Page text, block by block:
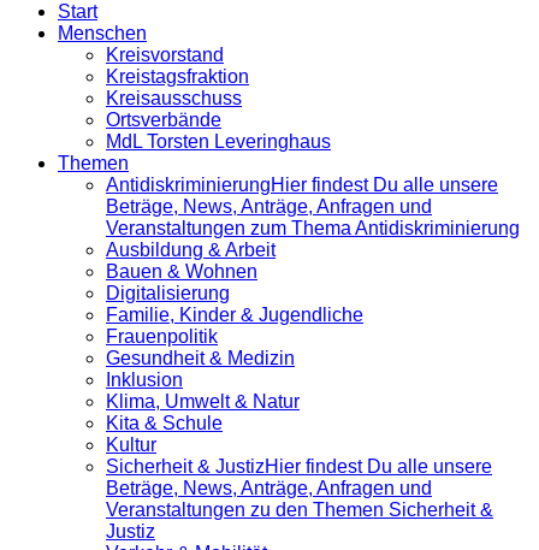
Start
Menschen
Kreisvorstand
Kreistagsfraktion
Kreisausschuss
Ortsverbände
MdL Torsten Leveringhaus
Themen
Antidiskrimi­nierungHier findest Du alle unsere
Beträge, News, Anträge, Anfragen und
Veranstaltungen zum Thema Antidiskriminierung
Ausbildung & Arbeit
Bauen & Wohnen
Digitalisierung
Familie, Kinder & Jugendliche
Frauenpolitik
Gesundheit & Medizin
Inklusion
Klima, Umwelt & Natur
Kita & Schule
Kultur
Sicherheit & JustizHier findest Du alle unsere
Beträge, News, Anträge, Anfragen und
Veranstaltungen zu den Themen Sicherheit &
Justiz